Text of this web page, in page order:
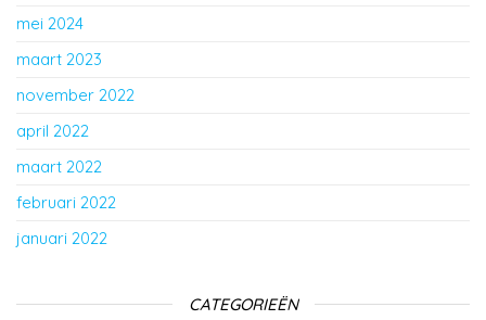
mei 2024
maart 2023
november 2022
april 2022
maart 2022
februari 2022
januari 2022
CATEGORIEËN